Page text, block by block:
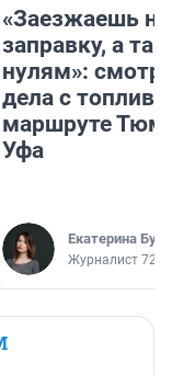
«Заезжаешь на
заправку, а
нулям»:
дела с
маршруте
Уфа
Екатерина
Журналист